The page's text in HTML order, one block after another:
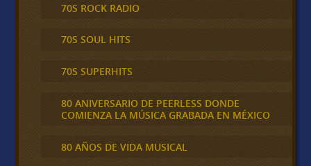
70S ROCK RADIO
70S SOUL HITS
70S SUPERHITS
80 ANIVERSARIO DE PEERLESS DONDE
COMIENZA LA MÚSICA GRABADA EN MÉXICO
80 AÑOS DE VIDA MUSICAL